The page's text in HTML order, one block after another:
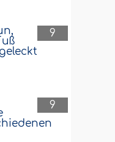
9
9